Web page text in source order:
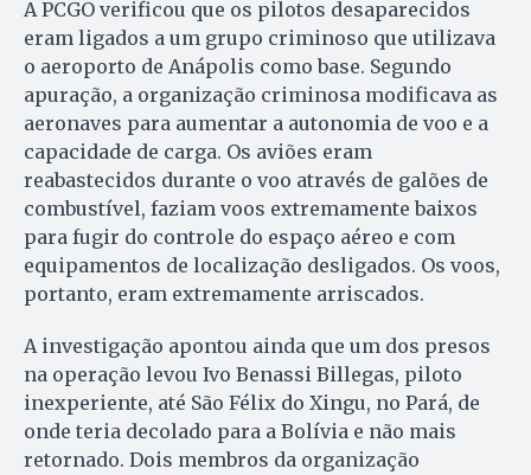
A PCGO verificou que os pilotos desaparecidos
eram ligados a um grupo criminoso que utilizava
o aeroporto de Anápolis como base. Segundo
apuração, a organização criminosa modificava as
aeronaves para aumentar a autonomia de voo e a
capacidade de carga. Os aviões eram
reabastecidos durante o voo através de galões de
combustível, faziam voos extremamente baixos
para fugir do controle do espaço aéreo e com
equipamentos de localização desligados. Os voos,
portanto, eram extremamente arriscados.
A investigação apontou ainda que um dos presos
na operação levou Ivo Benassi Billegas, piloto
inexperiente, até São Félix do Xingu, no Pará, de
onde teria decolado para a Bolívia e não mais
retornado. Dois membros da organização